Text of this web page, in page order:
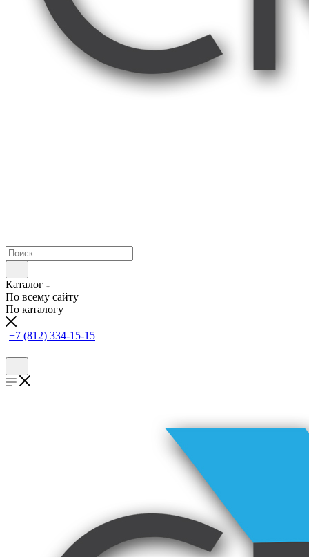
Каталог
По всему сайту
По каталогу
+7 (812) 334-15-15